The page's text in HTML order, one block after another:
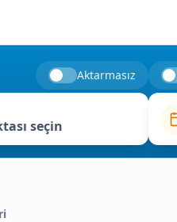
Aktarmasız
seçin